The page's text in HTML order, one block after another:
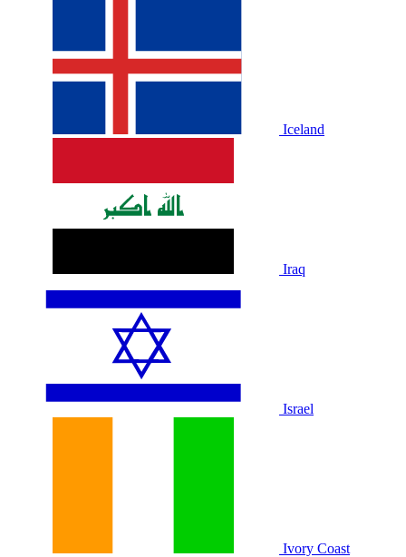
Iceland
Iraq
Israel
Ivory Coast